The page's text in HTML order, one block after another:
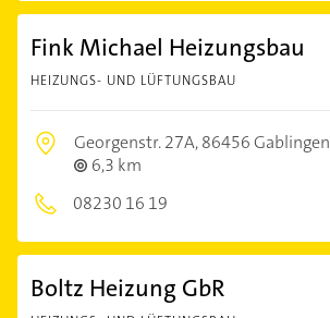
Fink Michael Heizungsbau
HEIZUNGS- UND LÜFTUNGSBAU
Georgenstr. 27A,86456 Gablingen
6,3 km
08230 16 19
Boltz Heizung GbR